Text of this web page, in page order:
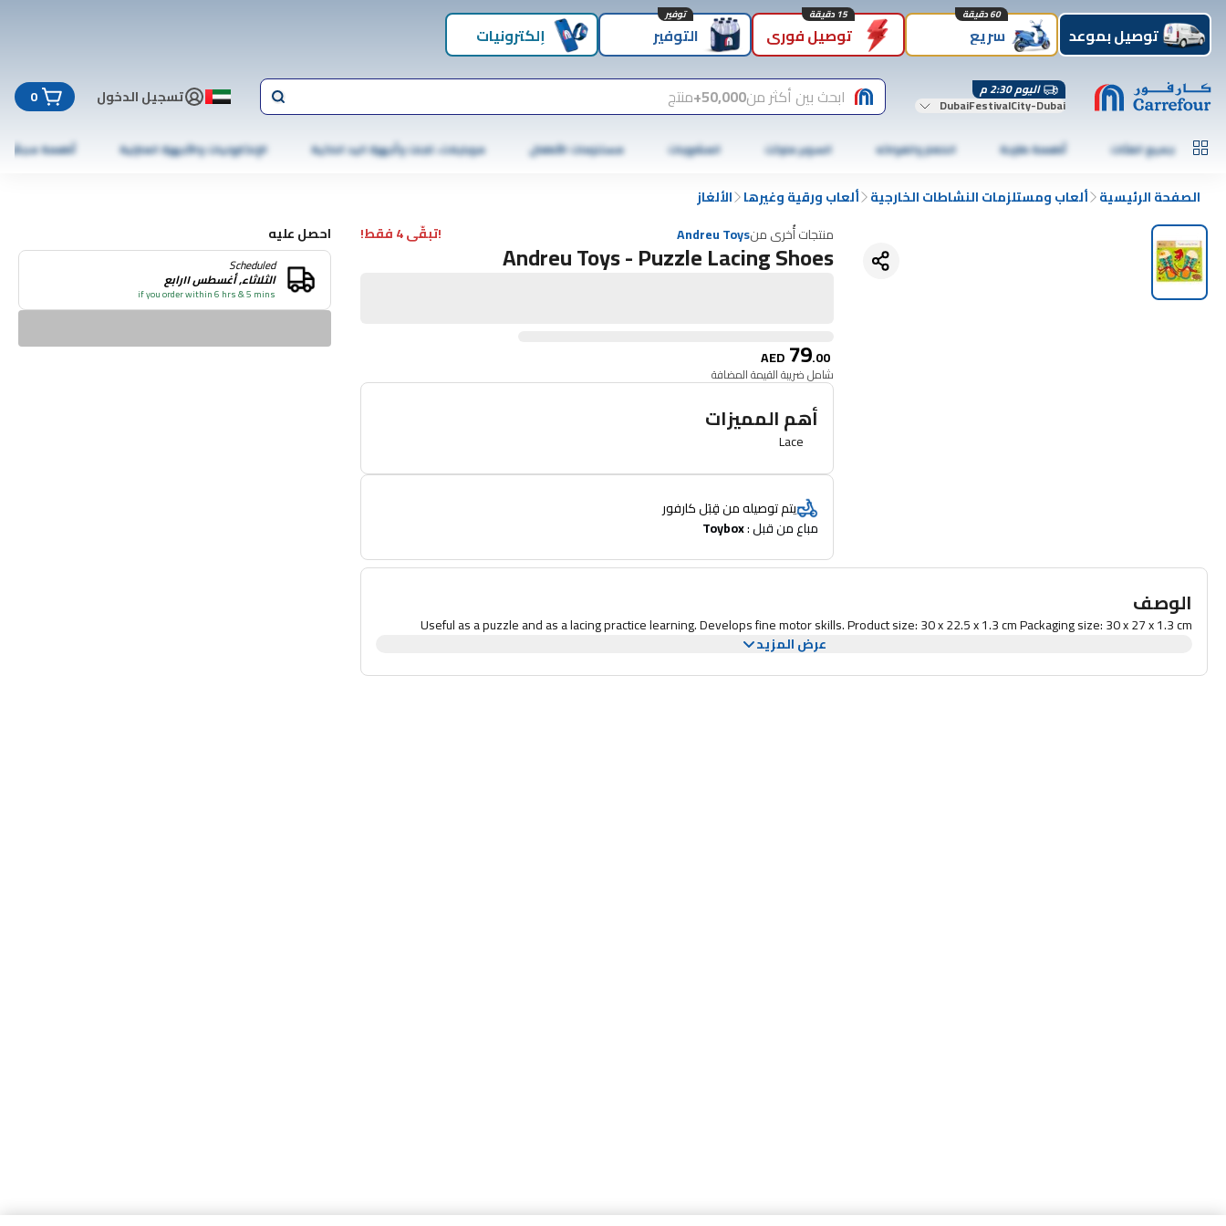
توصيل بموعد سريع
60 دقيقة
توصيل فوري
15 دقيقة
التوفير
توفير
إلكترونيات
اليوم 2:30 م
DubaiFestivalCity-Dubai ابحث بين أكثر من50,000+ منتج تسجيل الدخول 0
جميع الفئات أطعمة طازجة الخضار والفواكه السوبر ماركت المشروبات مستلزمات الأطفال موبايلات، تابلت وأجهزة اليد الذكية الإلكترونيات والأجهزة المنزلية أطعمة مجمّدة
الصفحة الرئيسية ألعاب ومستلزمات النشاطات الخارجية ألعاب ورقية وغيرها الألغاز
منتجات أُخرى منAndreu Toys !تبقّى 4 فقط!
Andreu Toys - Puzzle Lacing Shoes
AED 79.00
شامل ضريبة القيمة المضافة
أهم المميزات
Lace
يتم توصيله من قِبَل كارفور
مباع من قبل : Toybox
احصل عليه
Scheduled
الثلاثاء, أغسطس ١١رابع
if you order within 6 hrs & 5 mins
الوصف
Useful as a puzzle and as a lacing practice learning. Develops fine motor skills. Product size: 30 x 22.5 x 1.3 cm Packaging size: 30 x 27 x 1.3 cm
عرض المزيد